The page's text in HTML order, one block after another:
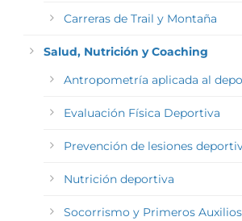
Carreras de Trail y Montaña
Salud, Nutrición y Coaching
Antropometría aplicada al
Evaluación Física Deportiva
Prevención de lesiones
Nutrición deportiva
Socorrismo y Primeros Auxilios